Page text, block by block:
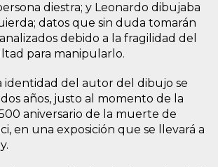
diestra; y Leonardo dibujaba
datos que sin duda tomarán
debido a la fragilidad del
para manipularlo.
identidad del autor del dibujo se
años, justo al momento de la
aniversario de la muerte de
en una exposición que se llevará a